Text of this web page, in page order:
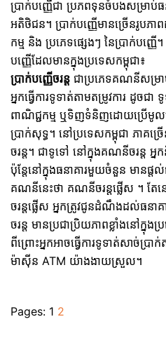
ប្រាក់បញ្ញើជា ប្រភពទុនចំបងសម្រាប់ធ
អតិថិជន។ ប្រាក់បញ្ញើមានច្រើនរូបភាព
កម្ម និង ប្រភេទផ្សេងៗ នៃប្រាក់បញ្ញ
បញ្ញើដែលមានក្នុងប្រទេសកម្ពុជា៖
ប្រាក់បញ្ញើចរន្ត ជាប្រភេទគណនីសម្រ
អ្នកធ្វើការទូទាត់តាមតម្រូវការ ដូចជ
ពាណិជ្ជកម្ម ឬទិញទំនិញដោយប្រើមូល
ប្រាក់សុទ្ធ។ នៅប្រទេសកម្ពុជា ភាគច្
ចរន្ត។ ជាទូទៅ នៅក្នុងគណនីចរន្ត អ្
ប៉ុន្តែនៅក្នុងធនាគារមួយចំនួន មានផ្ត
គណនីនេះថា គណនីចរន្តផ្លើស ។​ ត
ចរន្តផ្លើស អ្នកត្រូវជូនដំណឹងដល់ធនាគ
ចរន្ត មានប្រជាប្រិយភាពខ្លាំងនៅក្នុងប្
ពីព្រោះអ្នកអាចធ្វើការទូទាត់សាច់ប្រ
ម៉ាស៊ីន ATM យ៉ាងងាយស្រួល។
Pages: 1 2